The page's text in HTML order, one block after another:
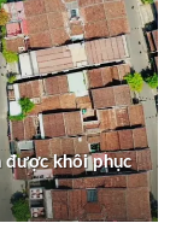
được khôi phục